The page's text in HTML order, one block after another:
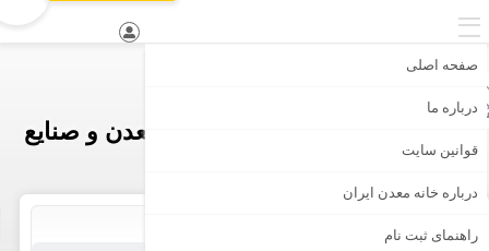
صفحه اصلی
درباره ما
قوانین سایت
درباره خانه معدن ایران
راهنمای ثبت نام
اولین و جامع ترین بانک تخصصی معدن و صنایع